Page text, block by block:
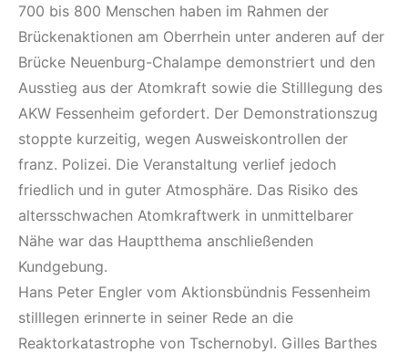
700 bis 800 Menschen haben im Rahmen der
Brückenaktionen am Oberrhein unter anderen auf der
Brücke Neuenburg-Chalampe demonstriert und den
Ausstieg aus der Atomkraft sowie die Stilllegung des
AKW Fessenheim gefordert. Der Demonstrationszug
stoppte kurzeitig, wegen Ausweiskontrollen der
franz. Polizei. Die Veranstaltung verlief jedoch
friedlich und in guter Atmosphäre. Das Risiko des
altersschwachen Atomkraftwerk in unmittelbarer
Nähe war das Hauptthema anschließenden
Kundgebung.
Hans Peter Engler vom Aktionsbündnis Fessenheim
stilllegen erinnerte in seiner Rede an die
Reaktorkatastrophe von Tschernobyl. Gilles Barthes